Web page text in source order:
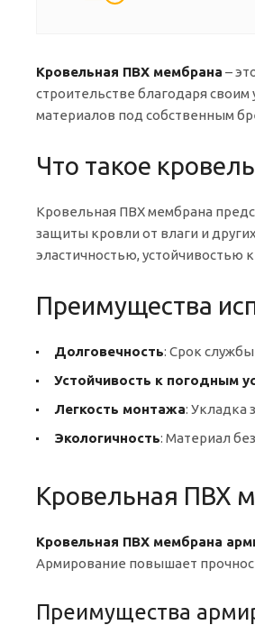
Кровельная ПВХ мембрана –
строительстве благодаря
материалов под собственным
Что такое
Кровельная ПВХ мембрана
защиты кровли от влаги и
эластичностью, устойчивостью
Преимущества
Долговечность: Срок
Устойчивость к погодным
Легкость монтажа: Укладка
Экологичность: Материал
Кровельная ПВХ
Кровельная ПВХ мембрана
Армирование повышает
Преимущества